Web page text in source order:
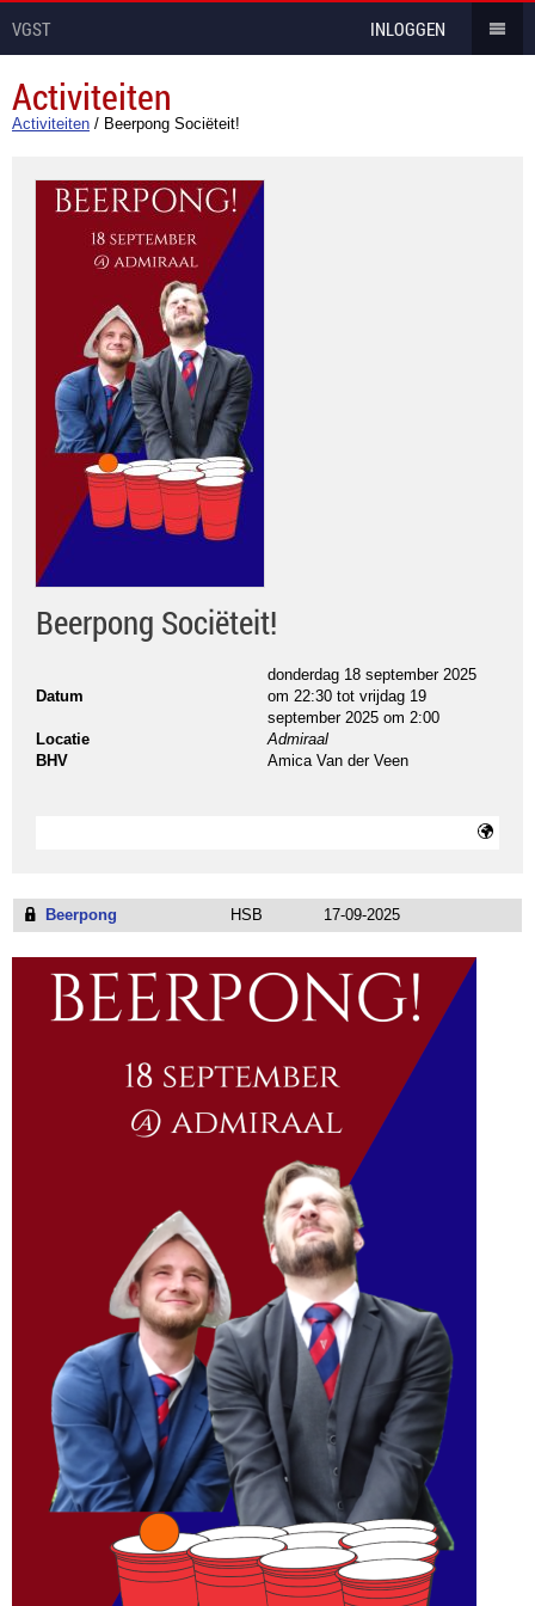
VGST INLOGGEN
Activiteiten
Activiteiten / Beerpong Sociëteit!
Beerpong Sociëteit!
Datum
donderdag 18 september 2025
om 22:30 tot vrijdag 19
september 2025 om 2:00
Locatie
Admiraal
BHV
Amica Van der Veen
Beerpong HSB 17-09-2025